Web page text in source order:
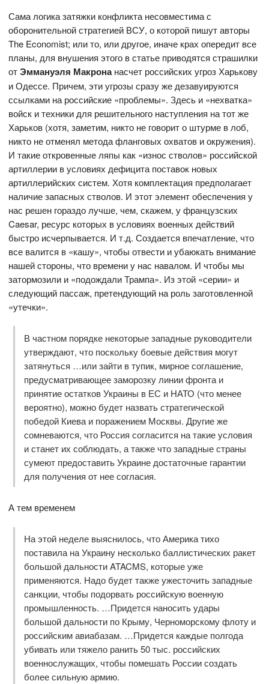
Сама логика затяжки конфликта несовместима с
оборонительной стратегией ВСУ, о которой пишут авторы
The Economist; или то, или другое, иначе крах опередит все
планы, для внушения этого в статье приводятся страшилки
отЭммануэля Макронанасчет российских угроз Харькову
и Одессе. Причем, эти угрозы сразу же дезавуируются
ссылками на российские «проблемы». Здесь и «нехватка»
войск и техники для решительного наступления на тот же
Харьков (хотя, заметим, никто не говорит о штурме в лоб,
никто не отменял метода фланговых охватов и окружения).
И такие откровенные ляпы как «износ стволов» российской
артиллерии в условиях дефицита поставок новых
артиллерийских систем. Хотя комплектация предполагает
наличие запасных стволов. И этот элемент обеспечения у
нас решен гораздо лучше, чем, скажем, у французских
Caesar, ресурс которых в условиях военных действий
быстро исчерпывается. И т.д. Создается впечатление, что
все валится в «кашу», чтобы отвести и убаюкать внимание
нашей стороны, что времени у нас навалом. И чтобы мы
затормозили и «подождали Трампа». Из этой «серии» и
следующий пассаж, претендующий на роль заготовленной
«утечки».
В частном порядке некоторые западные руководители
утверждают, что поскольку боевые действия могут
затянуться …или зайти в тупик, мирное соглашение,
предусматривающее заморозку линии фронта и
принятие остатков Украины в ЕС и НАТО (что менее
вероятно), можно будет назвать стратегической
победой Киева и поражением Москвы. Другие же
сомневаются, что Россия согласится на такие условия
и станет их соблюдать, а также что западные страны
сумеют предоставить Украине достаточные гарантии
для получения от нее согласия.
А тем временем
На этой неделе выяснилось, что Америка тихо
поставила на Украину несколько баллистических ракет
большой дальности ATACMS, которые уже
применяются. Надо будет также ужесточить западные
санкции, чтобы подорвать российскую военную
промышленность. …Придется наносить удары
большой дальности по Крыму, Черноморскому флоту и
российским авиабазам. …Придется каждые полгода
убивать или тяжело ранить 50 тыс. российских
военнослужащих, чтобы помешать России создать
более сильную армию.